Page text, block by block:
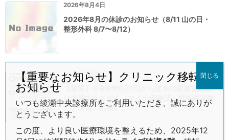
2026年8月4日
2026年8月の休診のお知らせ（8/11 山の日・
整形外科 8/7〜8/12）
2026年7月26日
【重要】令和8年8月1日から従来の健康保険証
は使用できません（マイナ保険証・資格確認書
のご準備のお願い）
【重要なお知らせ】クリニック移転の
お知らせ
いつも綾瀬中央診療所をご利用いただき、誠にありが
とうございます。
この度、より良い医療環境を整えるため、2025年12
閉じる